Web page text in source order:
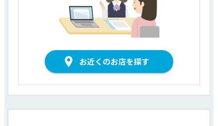
お近くのお店を探す